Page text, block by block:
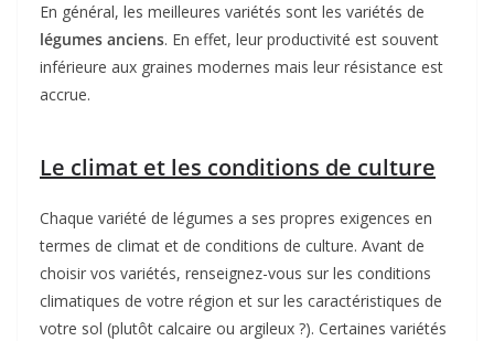
En général, les meilleures variétés sont les variétés de
légumes anciens. En effet, leur productivité est souvent
inférieure aux graines modernes mais leur résistance est
accrue.
Le climat et les conditions de culture
Chaque variété de légumes a ses propres exigences en
termes de climat et de conditions de culture. Avant de
choisir vos variétés, renseignez-vous sur les conditions
climatiques de votre région et sur les caractéristiques de
votre sol (plutôt calcaire ou argileux ?). Certaines variétés